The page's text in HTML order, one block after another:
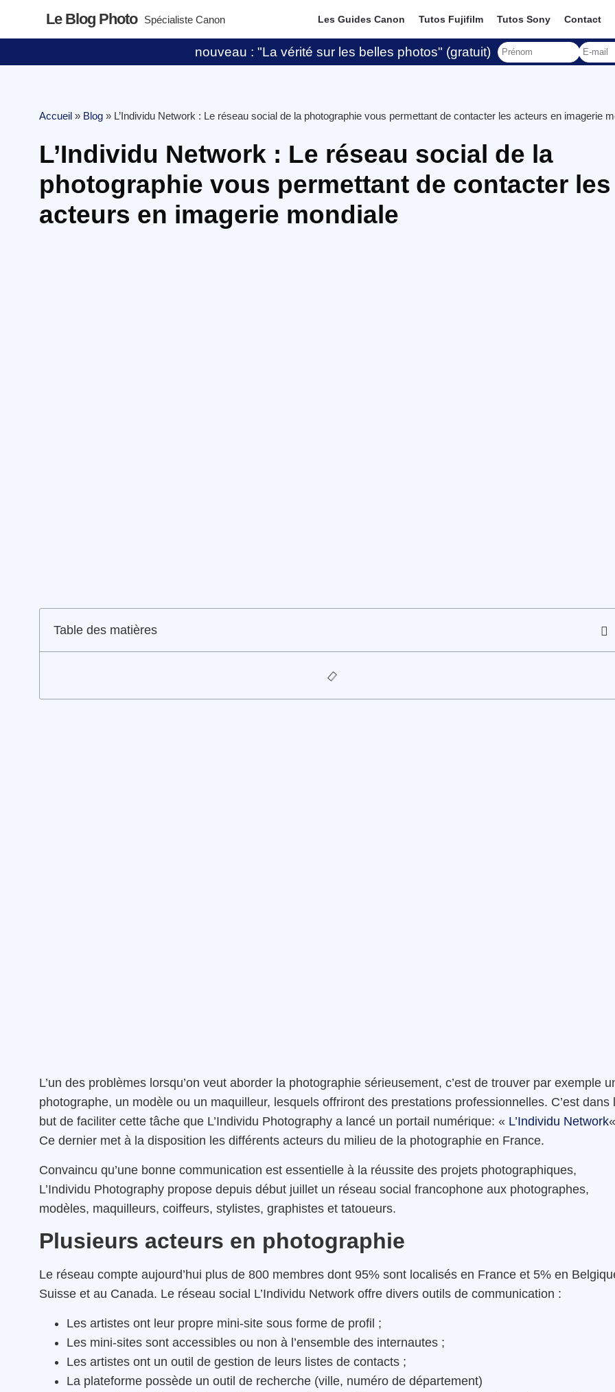
Le Blog Photo Spécialiste Canon Les Guides Canon Tutos Fujifilm Tutos Sony Contact
nouveau : "La vérité sur les belles photos" (gratuit)
Accueil » Blog » L’Individu Network : Le réseau social de la photographie vous permettant de contacter les acteurs en imagerie
L’Individu Network : Le réseau social de la
photographie vous permettant de contacter les
acteurs en imagerie mondiale
Table des matières
L’un des problèmes lorsqu’on veut aborder la photographie sérieusement, c’est de trouver par exemple
photographe, un modèle ou un maquilleur, lesquels offriront des prestations professionnelles. C’est dans
but de faciliter cette tâche que L’Individu Photography a lancé un portail numérique: « L’Individu Network
Ce dernier met à la disposition les différents acteurs du milieu de la photographie en France.
Convaincu qu’une bonne communication est essentielle à la réussite des projets photographiques,
L’Individu Photography propose depuis début juillet un réseau social francophone aux photographes,
modèles, maquilleurs, coiffeurs, stylistes, graphistes et tatoueurs.
Plusieurs acteurs en photographie
Le réseau compte aujourd’hui plus de 800 membres dont 95% sont localisés en France et 5% en
Suisse et au Canada. Le réseau social L’Individu Network offre divers outils de communication :
Les artistes ont leur propre mini-site sous forme de profil ;
Les mini-sites sont accessibles ou non à l’ensemble des internautes ;
Les artistes ont un outil de gestion de leurs listes de contacts ;
La plateforme possède un outil de recherche (ville, numéro de département)